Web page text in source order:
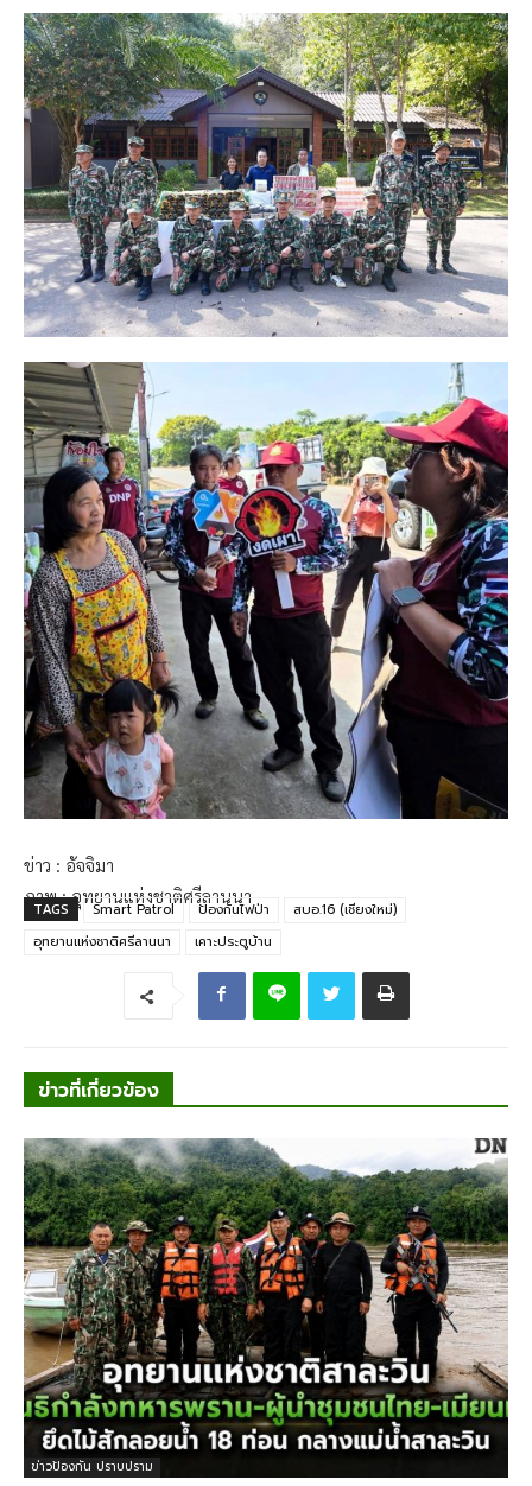
ข่าว : อัจจิมา
ภาพ : อุทยานแห่งชาติศรีลานนา
TAGS Smart Patrol ป้องกันไฟป่า
สบอ.16 (เชียงใหม่)
อุทยานแห่งชาติศรีลานนา
เคาะประตูบ้าน
ข่าวที่เกี่ยวข้อง
ข่าวป้องกัน ปราบปราม